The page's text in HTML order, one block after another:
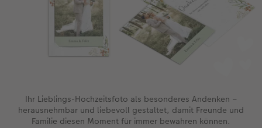
Ihr Lieblings-Hochzeitsfoto als besonderes Andenken –
herausnehmbar und liebevoll gestaltet, damit Freunde und
Familie diesen Moment für immer bewahren können.